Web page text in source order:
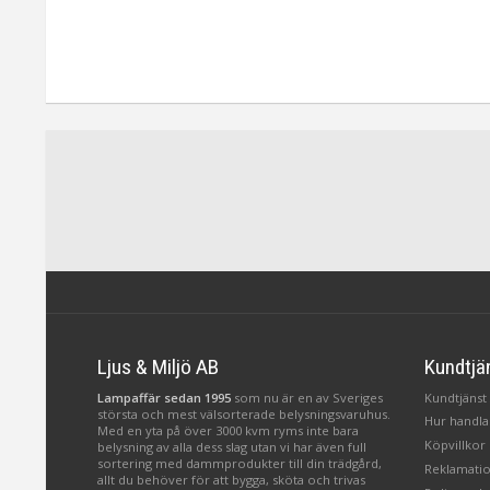
Ljus & Miljö AB
Lampaffär sedan 1995 som nu är en av Sveriges
största och mest välsorterade belysningsvaruhus.
Med en yta på över 3000 kvm ryms inte bara
belysning av alla dess slag utan vi har även full
sortering med dammprodukter till din trädgård,
allt du behöver för att bygga, sköta och trivas
Hur
Köpvillkor